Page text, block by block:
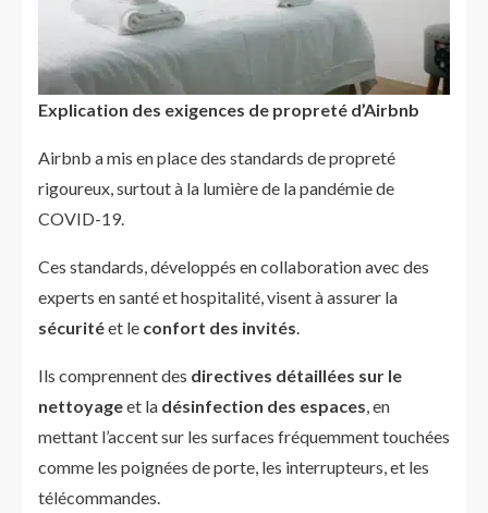
Explication des exigences de propreté d’Airbnb
Airbnb a mis en place des standards de propreté
rigoureux, surtout à la lumière de la pandémie de
COVID-19.
Ces standards, développés en collaboration avec des
experts en santé et hospitalité, visent à assurer la
sécuritéet le confort des invités.
Ils comprennent des directives détaillées sur le
nettoyageet la désinfection des espaces, en
mettant l’accent sur les surfaces fréquemment touchées
comme les poignées de porte, les interrupteurs, et les
télécommandes.